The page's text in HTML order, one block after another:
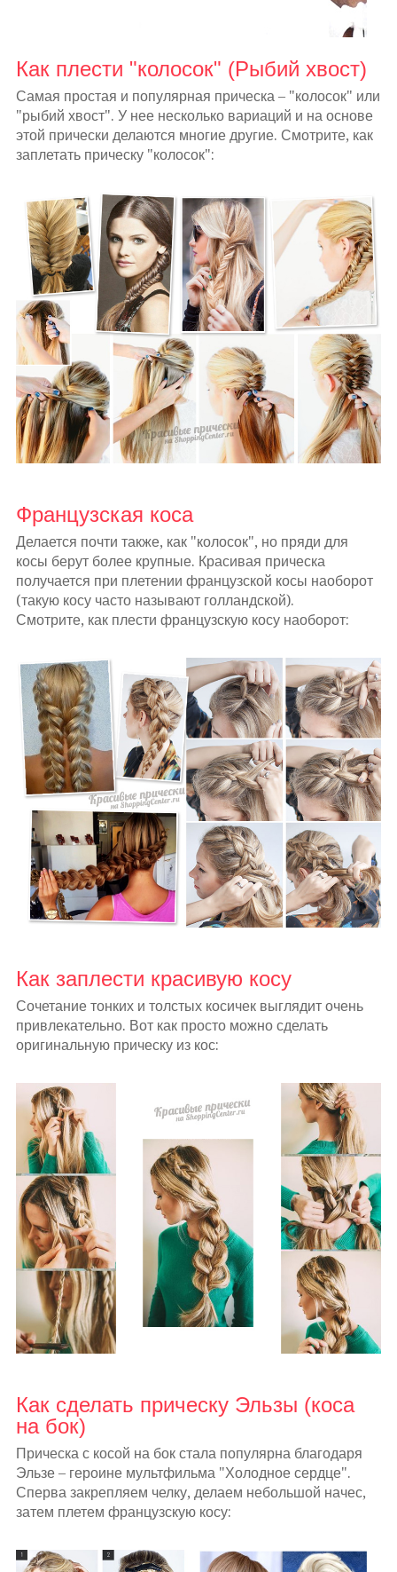
Как плести "колосок" (Рыбий хвост)
Самая простая и популярная прическа – "колосок" или
"рыбий хвост". У нее несколько вариаций и на основе
этой прически делаются многие другие. Смотрите, как
заплетать прическу "колосок":
Французская коса
Делается почти также, как "колосок", но пряди для
косы берут более крупные. Красивая прическа
получается при плетении французской косы наоборот
(такую косу часто называют голландской).
Смотрите, как плести французскую косу наоборот:
Как заплести красивую косу
Сочетание тонких и толстых косичек выглядит очень
привлекательно. Вот как просто можно сделать
оригинальную прическу из кос:
Как сделать прическу Эльзы (коса
на бок)
Прическа с косой на бок стала популярна благодаря
Эльзе – героине мультфильма "Холодное сердце".
Сперва закрепляем челку, делаем небольшой начес,
затем плетем французскую косу: